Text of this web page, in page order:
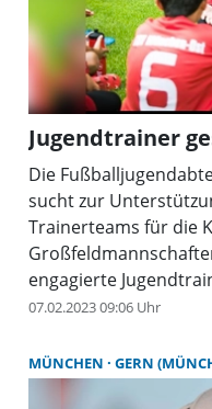
Jugendtrainer
Die
sucht zur
Trainerteams für die
engagierte
07.02.2023 09:06 Uhr
MÜNCHEN GERN